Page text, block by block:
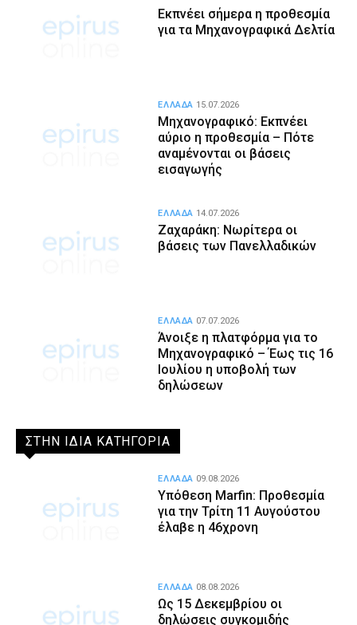
Εκπνέει σήμερα η προθεσμία
για τα Μηχανογραφικά Δελτία
Μηχανογραφικό: Εκπνέει
αύριο η προθεσμία – Πότε
αναμένονται οι βάσεις
εισαγωγής
ΕΛΛΑΔΑ 15.07.2026
Ζαχαράκη: Νωρίτερα οι
βάσεις των Πανελλαδικών
ΕΛΛΑΔΑ 14.07.2026
Άνοιξε η πλατφόρμα για το
Μηχανογραφικό – Έως τις 16
Ιουλίου η υποβολή των
δηλώσεων
ΕΛΛΑΔΑ 07.07.2026
ΣΤΗΝ ΙΔΙΑ ΚΑΤΗΓΟΡΙΑ
Υπόθεση Marfin: Προθεσμία
για την Τρίτη 11 Αυγούστου
έλαβε η 46χρονη
ΕΛΛΑΔΑ 09.08.2026
Ως 15 Δεκεμβρίου οι
δηλώσεις συγκομιδής
ΕΛΛΑΔΑ 08.08.2026